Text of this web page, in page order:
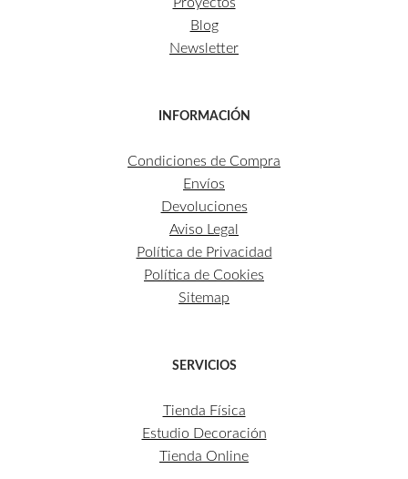
Blog
Newsletter
INFORMACIÓN
Condiciones de Compra
Envíos
Devoluciones
Aviso Legal
Política de Privacidad
Política de Cookies
Sitemap
SERVICIOS
Tienda Física
Estudio Decoración
Tienda Online